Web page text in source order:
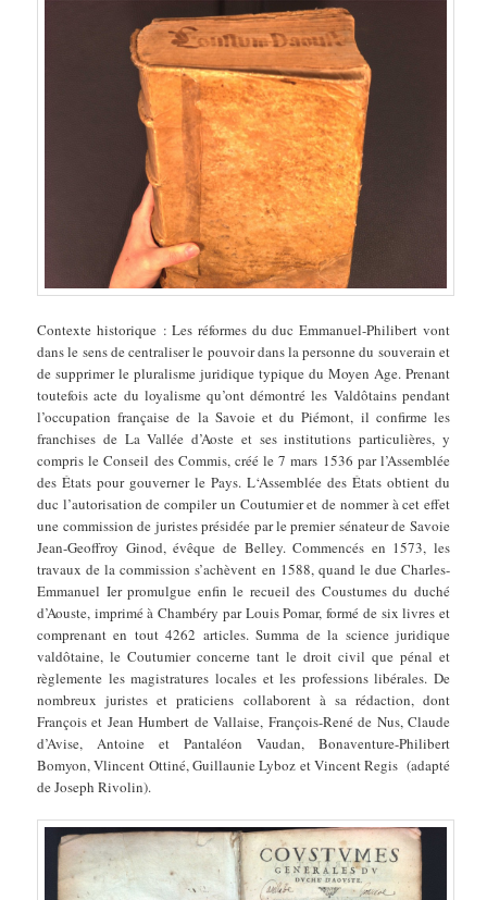
Contexte historique : Les réformes du duc Emmanuel-Philibert vont
dans le sens de centraliser le pouvoir dans la personne du souverain et
de supprimer le pluralisme juridique typique du Moyen Age. Prenant
toutefois acte du loyalisme qu’ont démontré les Valdôtains pendant
l’occupation française de la Savoie et du Piémont, il confirme les
franchises de La Vallée d’Aoste et ses institutions particulières, y
compris le Conseil des Commis, créé le 7 mars 1536 par l’Assemblée
des États pour gouverner le Pays. L‘Assemblée des États obtient du
duc l’autorisation de compiler un Coutumier et de nommer à cet effet
une commission de juristes présidée par le premier sénateur de Savoie
Jean-Geoffroy Ginod, évêque de Belley. Commencés en 1573, les
travaux de la commission s’achèvent en 1588, quand le due Charles-
Emmanuel Ier promulgue enfin le recueil des Coustumes du duché
d’Aouste, imprimé à Chambéry par Louis Pomar, formé de six livres et
comprenant en tout 4262 articles. Summa de la science juridique
valdôtaine, le Coutumier concerne tant le droit civil que pénal et
règlemente les magistratures locales et les professions libérales. De
nombreux juristes et praticiens collaborent à sa rédaction, dont
François et Jean Humbert de Vallaise, François-René de Nus, Claude
d’Avise, Antoine et Pantaléon Vaudan, Bonaventure-Philibert
Bomyon, Vlincent Ottiné, Guillaunie Lyboz et Vincent Regis (adapté
de Joseph Rivolin).